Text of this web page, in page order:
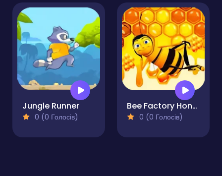
Jungle Runner
0 (0 Голосів)
Bee Factory Honey Collector
0 (0 Голосів)